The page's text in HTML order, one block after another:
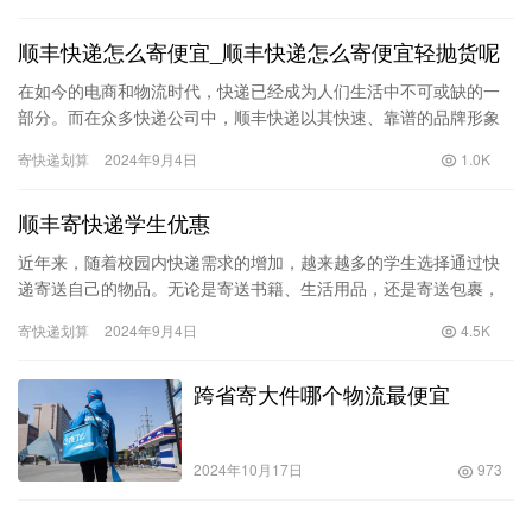
顺丰快递怎么寄便宜_顺丰快递怎么寄便宜轻抛货呢
在如今的电商和物流时代，快递已经成为人们生活中不可或缺的一
部分。而在众多快递公司中，顺丰快递以其快速、靠谱的品牌形象
关心如…
寄快递划算 2024年9月4日 1.0K
顺丰寄快递学生优惠
近年来，随着校园内快递需求的增加，越来越多的学生选择通过快
递寄送自己的物品。无论是寄送书籍、生活用品，还是寄送包裹，
中，顺…
寄快递划算 2024年9月4日 4.5K
跨省寄大件哪个物流最便宜
2024年10月17日 973